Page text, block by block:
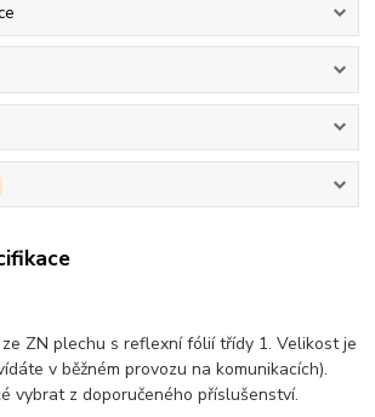
ZN plechu s reflexní fólií třídy 1. Velikost je
v běžném provozu na komunikacích).
vybrat z doporučeného příslušenství.